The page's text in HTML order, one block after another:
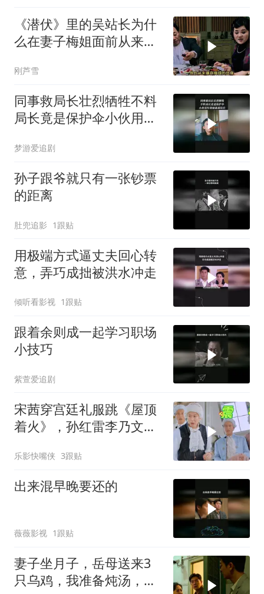
《潜伏》里的吴站长为什
么在妻子梅姐面前从来不
刚芦雪
同事救局长壮烈牺牲不料
局长竟是保护伞小伙用垃
梦游爱追剧
孙子跟爷就只有一张钞票
的距离
肚兜追影 1跟贴
用极端方式逼丈夫回心转
意，弄巧成拙被洪水冲走
倾听看影视 1跟贴
跟着余则成一起学习职场
小技巧
紫萱爱追剧
宋茜穿宫廷礼服跳《屋顶
着火》，孙红雷李乃文当
情包全网疯传！
乐影快嘴侠 3跟贴
出来混早晚要还的
薇薇影视 1跟贴
妻子坐月子，岳母送来3
只乌鸡，我准备炖汤，妻